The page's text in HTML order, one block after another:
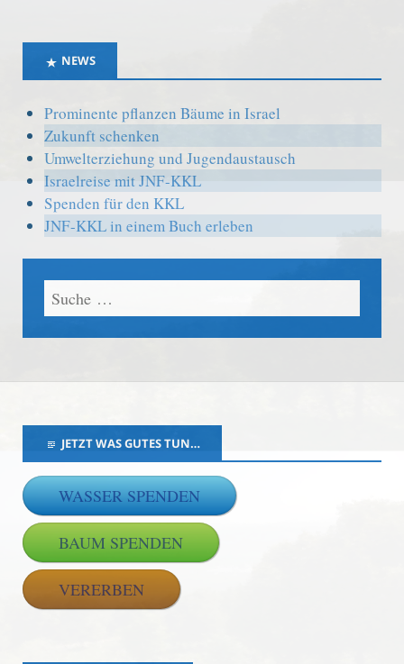
NEWS
Prominente pflanzen Bäume in Israel
Zukunft schenken
Umwelterziehung und Jugendaustausch
Israelreise mit JNF-KKL
Spenden für den KKL
JNF-KKL in einem Buch erleben
JETZT WAS GUTES TUN…
WASSER SPENDEN
BAUM SPENDEN
VERERBEN